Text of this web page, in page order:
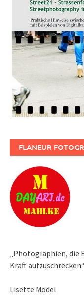
FLANEUR
„Photographien, die
Kraft
Lisette Model